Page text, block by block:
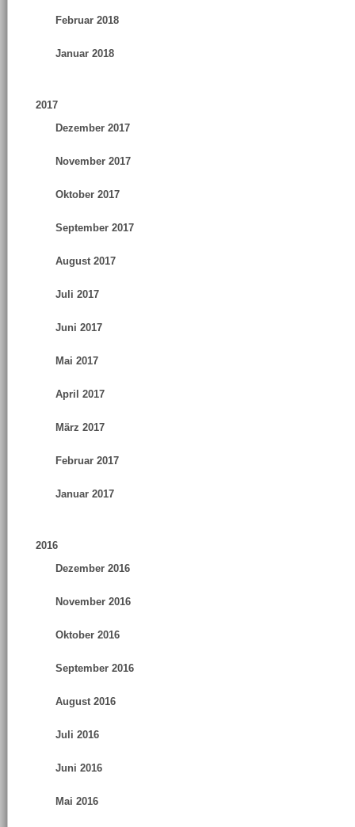
Februar 2018
Januar 2018
2017
Dezember 2017
November 2017
Oktober 2017
September 2017
August 2017
Juli 2017
Juni 2017
Mai 2017
April 2017
März 2017
Februar 2017
Januar 2017
2016
Dezember 2016
November 2016
Oktober 2016
September 2016
August 2016
Juli 2016
Juni 2016
Mai 2016